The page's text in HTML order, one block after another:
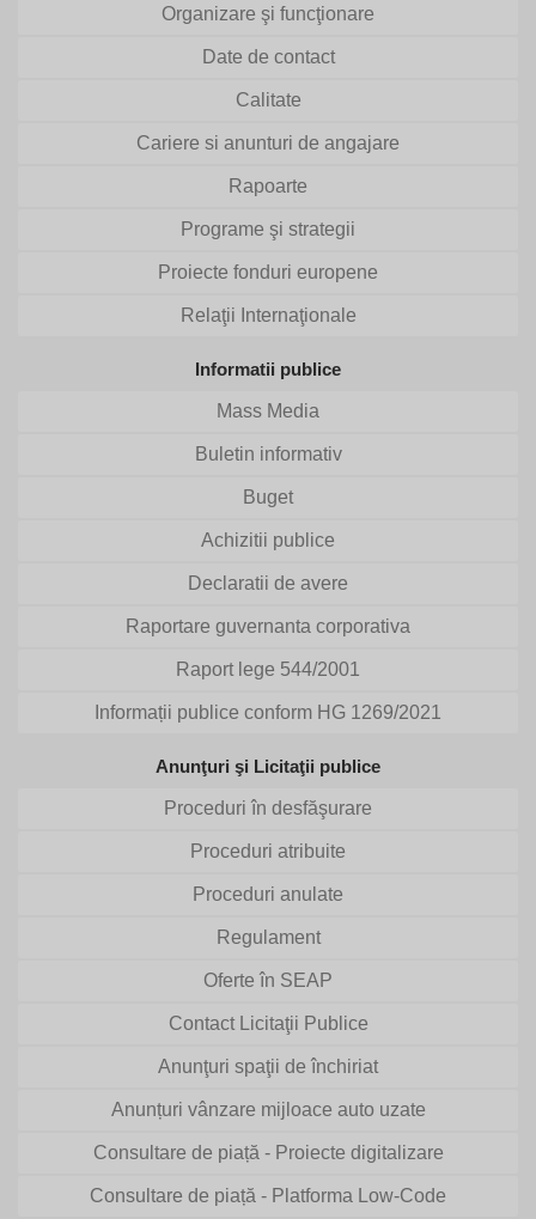
Organizare şi funcţionare
Date de contact
Calitate
Cariere si anunturi de angajare
Rapoarte
Programe şi strategii
Proiecte fonduri europene
Relaţii Internaţionale
Informatii publice
Mass Media
Buletin informativ
Buget
Achizitii publice
Declaratii de avere
Raportare guvernanta corporativa
Raport lege 544/2001
Informații publice conform HG 1269/2021
Anunţuri şi Licitaţii publice
Proceduri în desfăşurare
Proceduri atribuite
Proceduri anulate
Regulament
Oferte în SEAP
Contact Licitaţii Publice
Anunţuri spaţii de închiriat
Anunțuri vânzare mijloace auto uzate
Consultare de piață - Proiecte digitalizare
Consultare de piață - Platforma Low-Code